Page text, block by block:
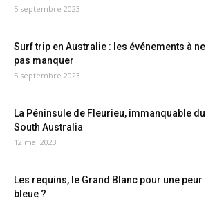
5 septembre 2023
Surf trip en Australie : les événements à ne
pas manquer
5 septembre 2023
La Péninsule de Fleurieu, immanquable du
South Australia
12 mai 2023
Les requins, le Grand Blanc pour une peur
bleue ?